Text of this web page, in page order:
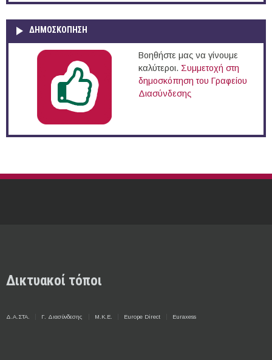
ΔΗΜΟΣΚΌΠΗΣΗ
Βοηθήστε μας να γίνουμε
καλύτεροι. Συμμετοχή στη
δημοσκόπηση του Γραφείου
Διασύνδεσης
Δικτυακοί τόποι
Δ.Α.ΣΤΑ. Γ. Διασύνδεσης Μ.Κ.Ε. Europe Direct Euraxess